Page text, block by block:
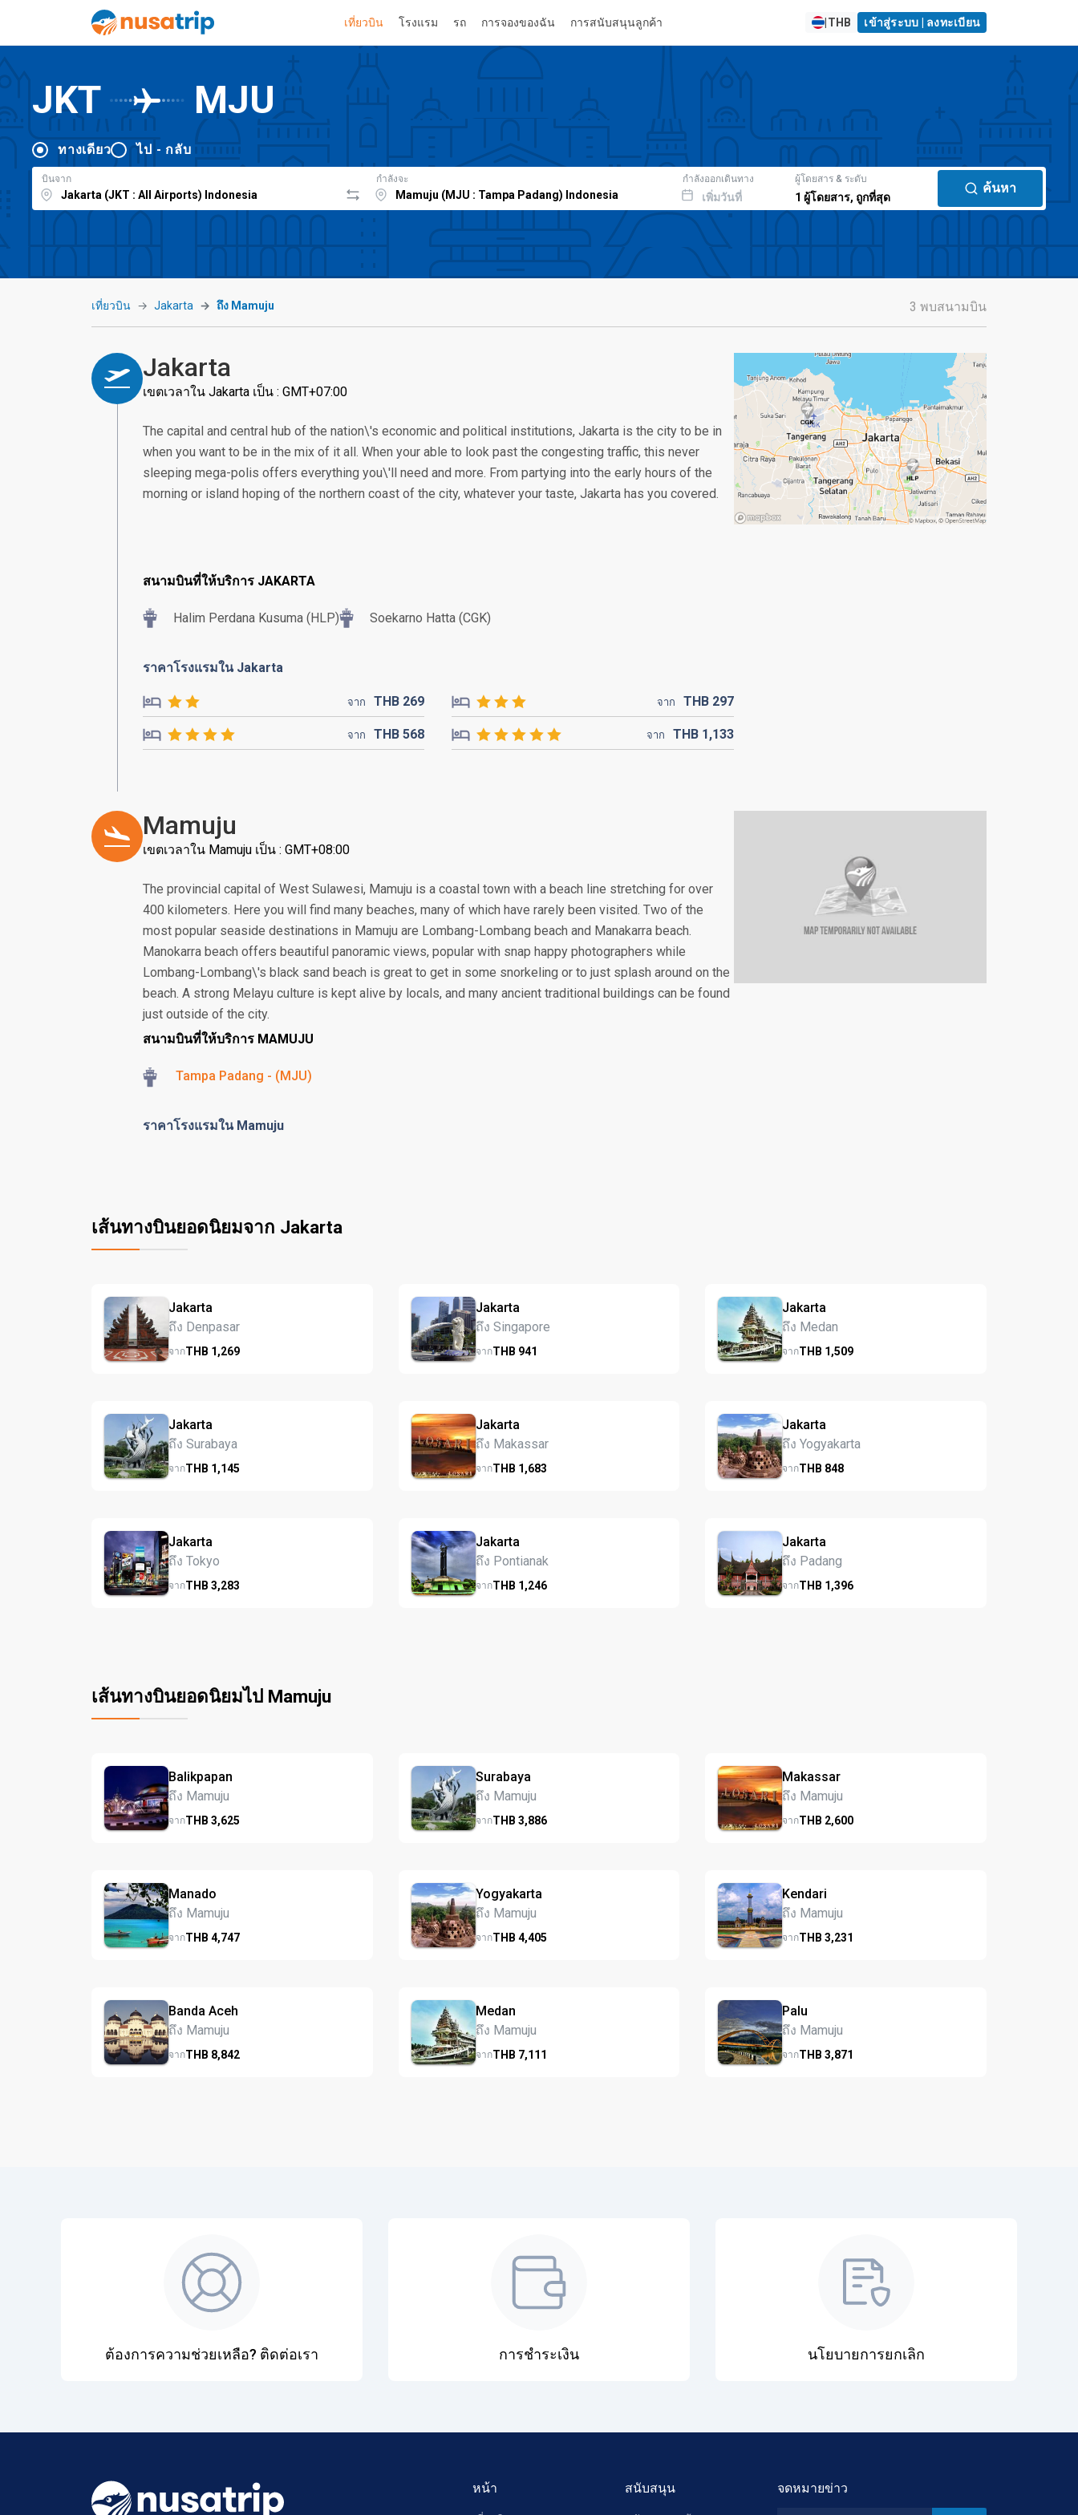
เที่ยวบิน โรงแรม รถ การจองของฉัน การสนับสนุนลูกค้า THB เข้าสู่ระบบ | ลงทะเบียน
JKT MJU
ทางเดียว ไป - กลับ
บินจาก กำลังจะ กำลังออกเดินทาง
เพิ่มวันที่
ผู้โดยสาร & ระดับ
1 ผู้โดยสาร, ถูกที่สุด
ค้นหา
เที่ยวบิน Jakarta ถึง Mamuju 3 พบสนามบิน
Jakarta
เขตเวลาใน Jakarta เป็น : GMT+07:00
The capital and central hub of the nation\'s economic and political institutions, Jakarta is the city to be in
when you want to be in the mix of it all. When your able to look past the congesting traffic, this never
sleeping mega-polis offers everything you\'ll need and more. From partying into the early hours of the
morning or island hoping of the northern coast of the city, whatever your taste, Jakarta has you covered.
สนามบินที่ให้บริการ JAKARTA
Halim Perdana Kusuma (HLP) Soekarno Hatta (CGK)
ราคาโรงแรมใน Jakarta
จาก THB 269 จาก THB 297
จาก THB568 จาก THB 1,133
Mamuju
เขตเวลาใน Mamuju เป็น : GMT+08:00
The provincial capital of West Sulawesi, Mamuju is a coastal town with a beach line stretching for over
400 kilometers. Here you will find many beaches, many of which have rarely been visited. Two of the
most popular seaside destinations in Mamuju are Lombang-Lombang beach and Manakarra beach.
Manokarra beach offers beautiful panoramic views, popular with snap happy photographers while
Lombang-Lombang\'s black sand beach is great to get in some snorkeling or to just splash around on the
beach. A strong Melayu culture is kept alive by locals, and many ancient traditional buildings can be found
just outside of the city.
สนามบินที่ให้บริการ MAMUJU
Tampa Padang - (MJU)
ราคาโรงแรมใน Mamuju
เส้นทางบินยอดนิยมจาก Jakarta
Jakarta
ถึง Denpasar
จากTHB 1,269
Jakarta
ถึง Singapore
จากTHB 941
Jakarta
ถึง Medan
จากTHB 1,509
Jakarta
ถึง Surabaya
จากTHB 1,145
Jakarta
ถึง Makassar
จากTHB 1,683
Jakarta
ถึง Yogyakarta
จากTHB 848
Jakarta
ถึง Tokyo
จากTHB 3,283
Jakarta
ถึง Pontianak
จากTHB 1,246
Jakarta
ถึง Padang
จากTHB 1,396
เส้นทางบินยอดนิยมไป Mamuju
Balikpapan
ถึง Mamuju
จากTHB 3,625
Surabaya
ถึง Mamuju
จากTHB 3,886
Makassar
ถึง Mamuju
จากTHB 2,600
Manado
ถึง Mamuju
จากTHB 4,747
Yogyakarta
ถึง Mamuju
จากTHB 4,405
Kendari
ถึง Mamuju
จากTHB3,231
Banda Aceh
ถึง Mamuju
จากTHB 8,842
Medan
ถึง Mamuju
จากTHB 7,111
Palu
ถึง Mamuju
จากTHB3,871
ต้องการความช่วยเหลือ? ติดต่อเรา การชำระเงิน นโยบายการยกเลิก
หน้า สนับสนุน จดหมายข่าว